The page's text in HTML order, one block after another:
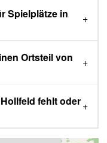
Spielplätze in
Ortsteil von
fehlt oder